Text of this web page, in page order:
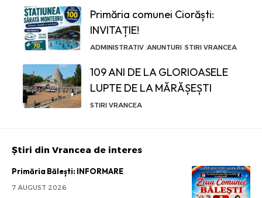
Primăria comunei Ciorăști:
INVITAȚIE!
ADMINISTRATIV ANUNTURI STIRI VRANCEA
109 ANI DE LA GLORIOASELE
LUPTE DE LA MĂRĂȘEȘTI
STIRI VRANCEA
Știri din Vrancea de interes
Primăria Bălești: INFORMARE
7 AUGUST 2026